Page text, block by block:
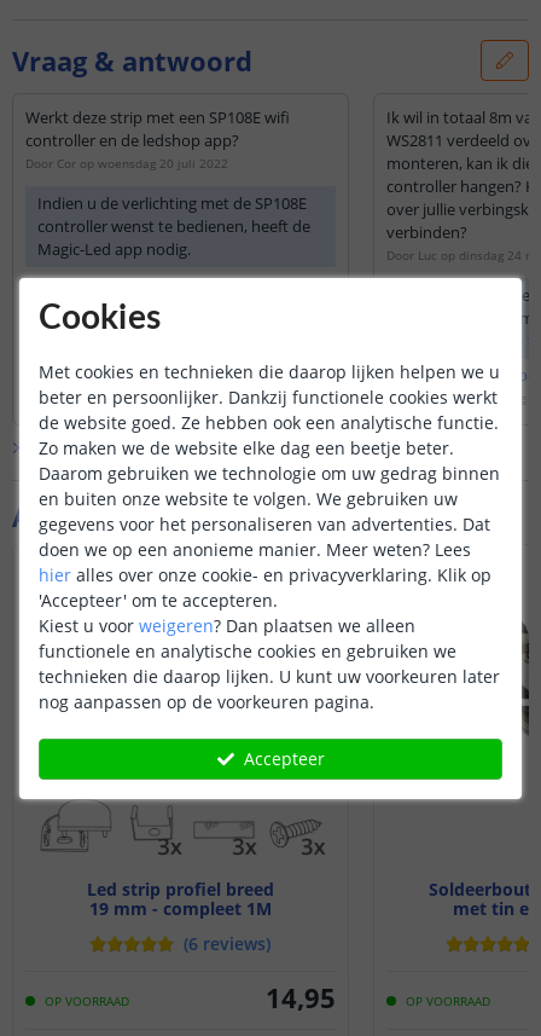
Aanvullende producten
Led strip profiel breed
19 mm - compleet 1M
(6 reviews)
OP VOORRAAD 14,95
Soldeerbout
met tin
OP VOORRAAD
Vraag & antwoord
Werkt deze strip met een SP108E wifi
controller en de ledshop app?
Door Cor op woensdag 20 juli 2022
Indien u de verlichting met de SP108E
controller wenst te bedienen, heeft de
Magic-Led app nodig.
Bekijkheleantwoord
Door Louise op donderdag 21 juli 2022
Ik wil in totaal 8m
WS2811 verdeeld
monteren, kan ik die
controller hangen? Kan ik de 4 delen ook
over jullie
verbinden?
Door Luc op dinsdag 24
De strips zijn 12v
per meter, dus 8
adapter van 12v -
sluiten. Om
controller aan te
kunnen maken van
Bekijkhele
Door Siem op woensdag
Bekijk alle Vraag & antwoord
Cookies
Met cookies en technieken die daarop lijken helpen we u
beter en persoonlijker. Dankzij functionele cookies werkt
de website goed. Ze hebben ook een analytische functie.
Zo maken we de website elke dag een beetje beter.
Daarom gebruiken we technologie om uw gedrag binnen
en buiten onze website te volgen. We gebruiken uw
gegevens voor het personaliseren van advertenties. Dat
doen we op een anonieme manier. Meer weten? Lees
hier alles over onze cookie- en privacyverklaring. Klik op
'Accepteer' om te accepteren.
Kiest u voor weigeren? Dan plaatsen we alleen
functionele en analytische cookies en gebruiken we
technieken die daarop lijken. U kunt uw voorkeuren later
nog aanpassen op de voorkeuren pagina.
Accepteer